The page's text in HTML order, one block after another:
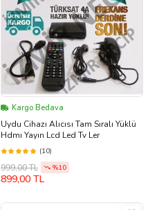
Kargo Bedava
Uydu Cihazı Alıcısı Tam Sıralı Yüklü
Hdmı Yayın Lcd Led Tv Ler
(10)
999,00 TL %10
899,00 TL